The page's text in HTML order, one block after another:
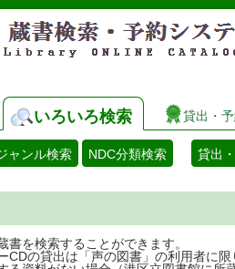
いろいろ検索 貸出・
ャンル検索 NDC分類検索 貸出
書を検索することができます。
CDの貸出は「声の図書」の利用者に限